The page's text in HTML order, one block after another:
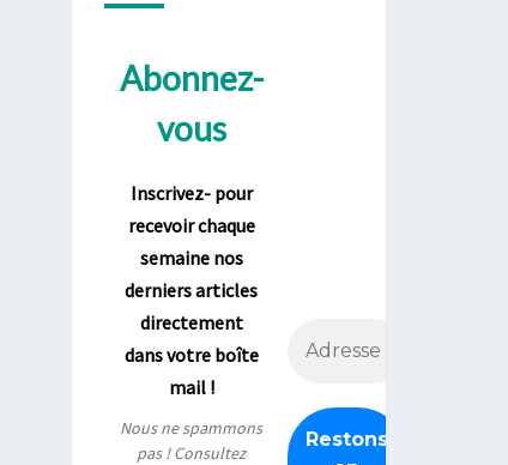
Abonnez-
vous
Inscrivez- pour
recevoir chaque
semaine nos
derniers articles
directement
dans votre boîte
mail !
Nous ne spammons
pas ! Consultez